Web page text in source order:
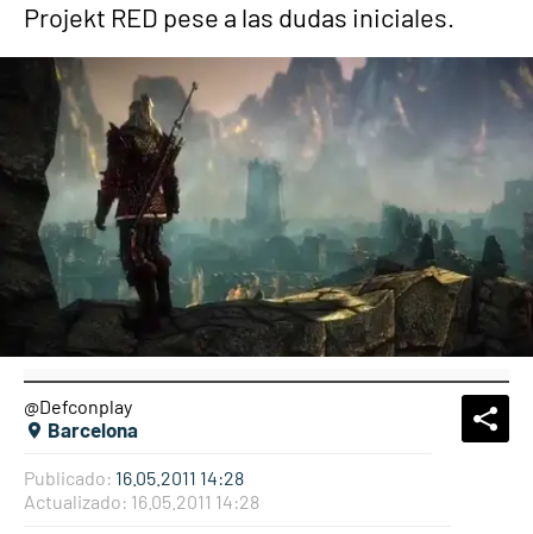
Projekt RED pese a las dudas iniciales.
@Defconplay
Barcelona
Publicado: 16.05.2011 14:28
Actualizado: 16.05.2011 14:28